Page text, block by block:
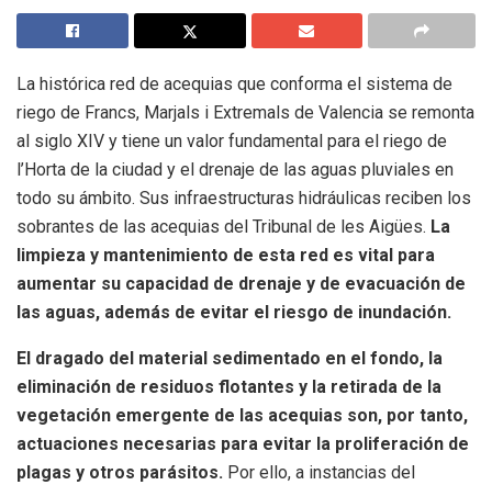
La histórica red de acequias que conforma el sistema de
riego de Francs, Marjals i Extremals de Valencia se remonta
al siglo XIV y tiene un valor fundamental para el riego de
l’Horta de la ciudad y el drenaje de las aguas pluviales en
todo su ámbito. Sus infraestructuras hidráulicas reciben los
sobrantes de las acequias del Tribunal de les Aigües. La
limpieza y mantenimiento de esta red es vital para
aumentar su capacidad de drenaje y de evacuación de
las aguas, además de evitar el riesgo de inundación.
El dragado del material sedimentado en el fondo, la
eliminación de residuos flotantes y la retirada de la
vegetación emergente de las acequias son, por tanto,
actuaciones necesarias para evitar la proliferación de
plagas y otros parásitos. Por ello, a instancias del